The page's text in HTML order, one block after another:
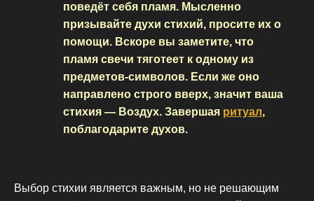
поведёт себя пламя. Мысленно
призывайте духи стихий, просите их о
помощи. Вскоре вы заметите, что
пламя свечи тяготеет к одному из
предметов-символов. Если же оно
направлено строго вверх, значит ваша
стихия — Воздух. Завершая ритуал,
поблагодарите духов.
Выбор стихии является важным, но не решающим